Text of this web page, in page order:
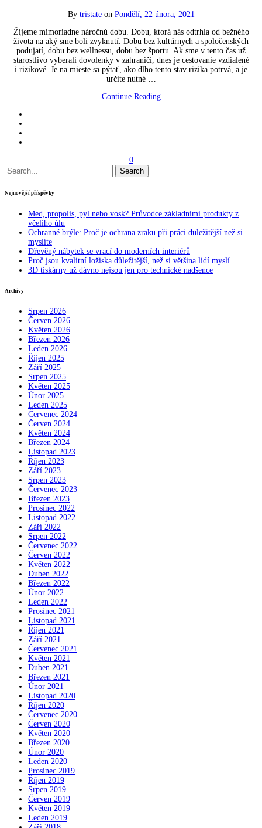
By tristate on Pondělí, 22 února, 2021
Žijeme mimoriadne náročnú dobu. Dobu, ktorá nás odtrhla od bežného
života na aký sme boli zvyknutí. Dobu bez kultúrnych a spoločenských
podujatí, dobu bez wellnessu, dobu bez športu. Ak sme v tento čas už
starostlivo vyberali dovolenky v zahraničí, dnes je cestovanie vzdialené
i rizikové. Je na mieste sa pýtať, ako dlho tento stav rizika potrvá, a je
určite nutné …
Continue Reading
0
Search
for:
Nejnovější příspěvky
Med, propolis, pyl nebo vosk? Průvodce základními produkty z
včelího úlu
Ochranné brýle: Proč je ochrana zraku při práci důležitější než si
myslíte
Dřevěný nábytek se vrací do moderních interiérů
Proč jsou kvalitní ložiska důležitější, než si většina lidí myslí
3D tiskárny už dávno nejsou jen pro technické nadšence
Archivy
Srpen 2026
Červen 2026
Květen 2026
Březen 2026
Leden 2026
Říjen 2025
Září 2025
Srpen 2025
Květen 2025
Únor 2025
Leden 2025
Červenec 2024
Červen 2024
Květen 2024
Březen 2024
Listopad 2023
Říjen 2023
Září 2023
Srpen 2023
Červenec 2023
Březen 2023
Prosinec 2022
Listopad 2022
Září 2022
Srpen 2022
Červenec 2022
Červen 2022
Květen 2022
Duben 2022
Březen 2022
Únor 2022
Leden 2022
Prosinec 2021
Listopad 2021
Říjen 2021
Září 2021
Červenec 2021
Květen 2021
Duben 2021
Březen 2021
Únor 2021
Listopad 2020
Říjen 2020
Červenec 2020
Červen 2020
Květen 2020
Březen 2020
Únor 2020
Leden 2020
Prosinec 2019
Říjen 2019
Srpen 2019
Červen 2019
Květen 2019
Leden 2019